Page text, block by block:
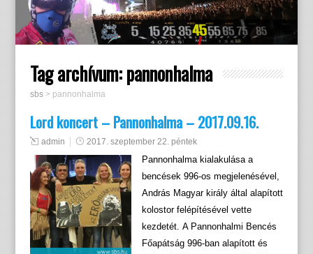
Tag archívum:pannonhalma
sbs> pannonhalma
Lord koncert – Pannonhalma – 2017.09.16.
admin 2017. szeptember 22. péntek
Pannonhalma kialakulása a
bencések 996-os megjelenésével,
András Magyar király által alapított
kolostor felépítésével vette
kezdetét. A Pannonhalmi Bencés
Főapátság 996-ban alapított és